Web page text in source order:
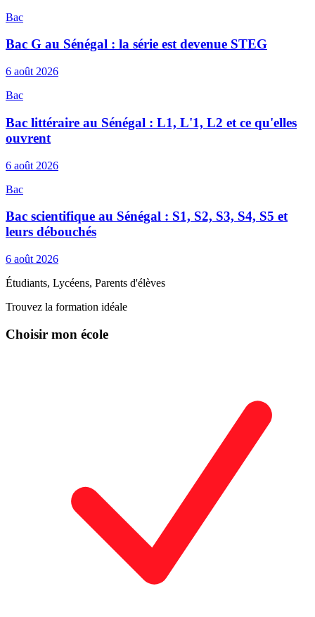
Bac
Bac G au Sénégal : la série est devenue STEG
6 août 2026
Bac
Bac littéraire au Sénégal : L1, L'1, L2 et ce qu'elles
ouvrent
6 août 2026
Bac
Bac scientifique au Sénégal : S1, S2, S3, S4, S5 et
leurs débouchés
6 août 2026
Étudiants, Lycéens, Parents d'élèves
Trouvez la formation idéale
Choisir mon école